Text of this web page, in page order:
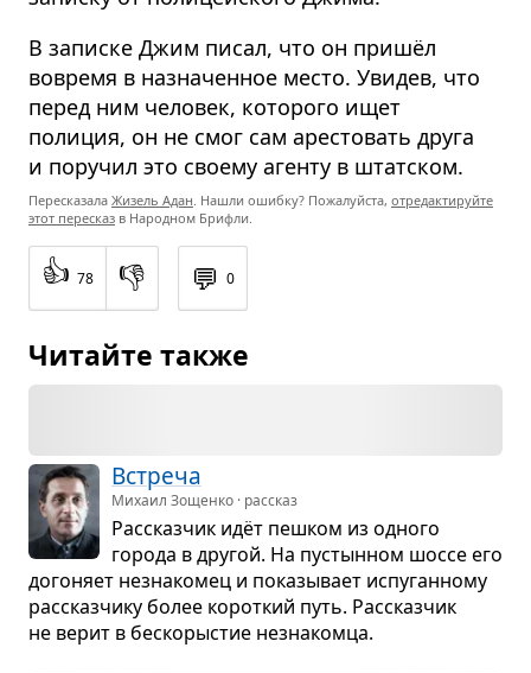
В записке Джим писал, что он пришёл
вовремя в назначенное место. Увидев, что
перед ним человек, которого ищет
полиция, он не смог сам арестовать друга
и поручил это своему агенту в штатском.
Пересказала Жизель Адан. Нашли ошибку? Пожалуйста, отредактируйте
этот пересказ в Народном Брифли.
👍 78 👎 💬 0
Читайте также
Встреча
Михаил Зощенко · рассказ
Рас­сказ­чик идёт пеш­ком из одного
города в дру­гой. На пустын­ном шоссе его
дого­няет незна­ко­мец и пока­зы­вает испу­ган­ному
рас­сказ­чику более корот­кий путь. Рас­сказ­чик
не верит в бес­ко­ры­стие незна­комца.